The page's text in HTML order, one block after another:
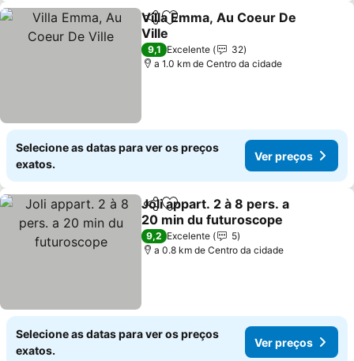
PartilharAdicionar aos favoritos
Villa Emma, Au Coeur De
Ville
9,1 Excelente
32
a 1.0 km de Centro da cidade
Selecione as datas para ver os preços
exatos.
Ver preços
PartilharAdicionar aos favoritos
Joli appart. 2 à 8 pers. a
20 min du futuroscope
9,2 Excelente
5
a 0.8 km de Centro da cidade
Selecione as datas para ver os preços
exatos.
Ver preços